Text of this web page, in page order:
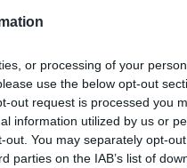
or processing of your
use the below opt-out
out request is processed you
information utilized by us or
You may separately opt-
parties on the IAB’s list of
19:23
φωτιές,
-
στις